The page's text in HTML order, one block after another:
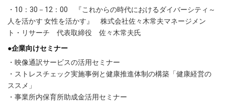
・10：30－12：00 『これからの時代におけるダイバーシティ～
人を活かす 女性を活かす』 株式会社佐々木常夫マネージメン
ト・リサーチ 代表取締役 佐々木常夫氏
●企業向けセミナー
・映像通訳サービスの活用セミナー
・ストレスチェック実施事例と健康推進体制の構築「健康経営の
ススメ」
・事業所内保育所助成金活用セミナー